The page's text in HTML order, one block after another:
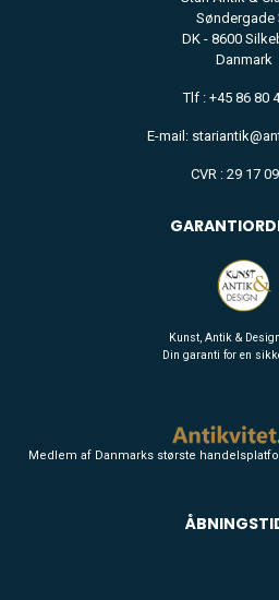
Søndergade
DK - 8600
Danmark
Tlf : +45 86 80
E-mail:
CVR : 29 17
Kunst, Antik &
Din garanti for en
Medlem af Danmarks største